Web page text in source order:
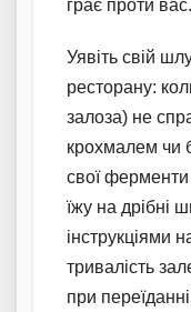
грає проти вас.
Уявіть свій
ресторану:
залоза) не
крохмалем чи
свої
їжу на дрібні
інструкціями
тривалість
при